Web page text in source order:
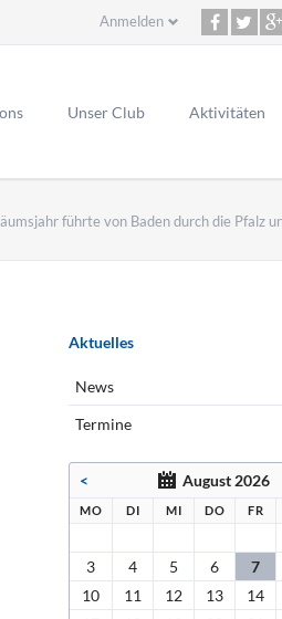
Anmelden
Unser Club Aktivitäten
2000
führte von Baden durch die Pfalz
Navigation
Aktuelles
News
Termine
< August 2026
MONTAG
DIENSTAG
MITTWOCH
DO FR
3
4 5 6 7
10
11 12 13 14